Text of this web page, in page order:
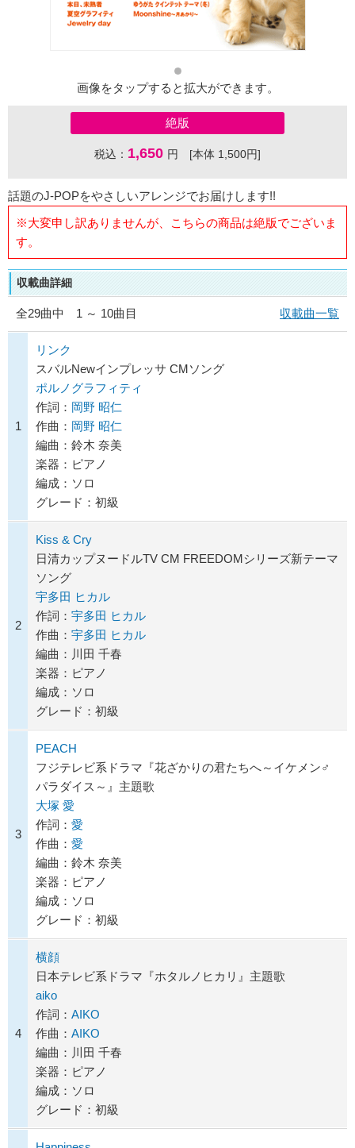
画像をタップすると拡大ができます。
絶版
税込： 1,650 円 [本体 1,500円]
話題のJ-POPをやさしいアレンジでお届けします!!
※大変申し訳ありませんが、こちらの商品は絶版でございま
す。
収載曲詳細
全29曲中 1 ～ 10曲目 収載曲一覧
1
リンク
スバルNewインプレッサ CMソング
ポルノグラフィティ
作詞： 岡野 昭仁
作曲： 岡野 昭仁
編曲：鈴木 奈美
楽器：ピアノ
編成：ソロ
グレード：初級
2
Kiss & Cry
日清カップヌードルTV CM FREEDOMシリーズ新テーマ
ソング
宇多田 ヒカル
作詞： 宇多田 ヒカル
作曲： 宇多田 ヒカル
編曲：川田 千春
楽器：ピアノ
編成：ソロ
グレード：初級
3
PEACH
フジテレビ系ドラマ『花ざかりの君たちへ～イケメン♂
パラダイス～』主題歌
大塚 愛
作詞： 愛
作曲： 愛
編曲：鈴木 奈美
楽器：ピアノ
編成：ソロ
グレード：初級
4
横顔
日本テレビ系ドラマ『ホタルノヒカリ』主題歌
aiko
作詞： AIKO
作曲： AIKO
編曲：川田 千春
楽器：ピアノ
編成：ソロ
グレード：初級